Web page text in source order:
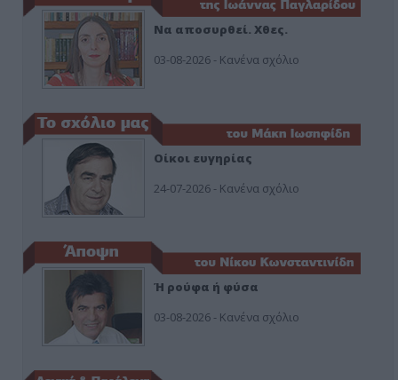
Να αποσυρθεί. Χθες.
03-08-2026 - Κανένα σχόλιο
Οίκοι ευγηρίας
24-07-2026 - Κανένα σχόλιο
Ή ρούφα ή φύσα
03-08-2026 - Κανένα σχόλιο